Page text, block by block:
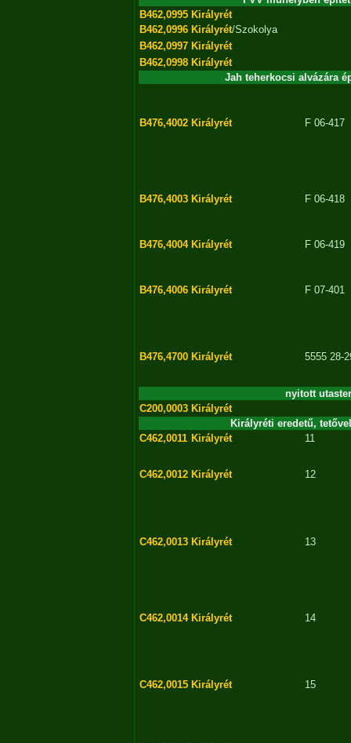
B462,0995 Királyrét
B462,0996 Királyrét/Szokolya
B462,0997 Királyrét
B462,0998 Királyrét
Jah teherkocsi alvázára
B476,4002 Királyrét F 06-417
B476,4003 Királyrét F 06-418
B476,4004 Királyrét F 06-419
B476,4006 Királyrét F 07-401
B476,4700 Királyrét 5555 28-
nyitott
C200,0003 Királyrét
Királyréti eredetű,
C462,0011 Királyrét 11
C462,0012 Királyrét 12
C462,0013 Királyrét 13
C462,0014 Királyrét 14
C462,0015 Királyrét 15